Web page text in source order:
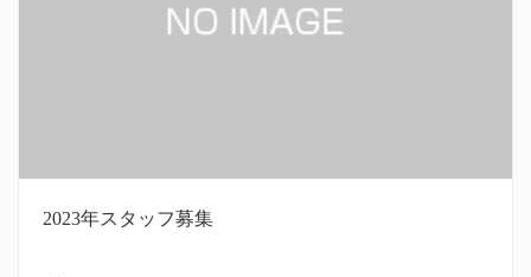
2023年スタッフ募集